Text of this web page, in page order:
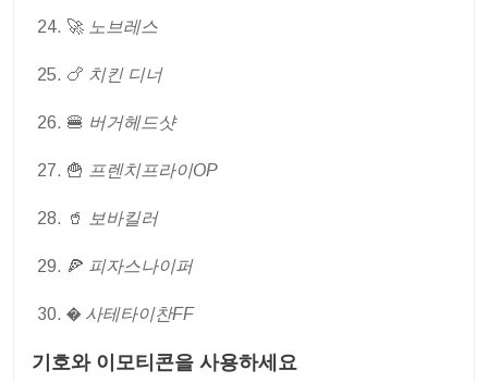
🚀 노브레스
🍗 치킨 디너
🍔 버거헤드샷
🍟 프렌치프라이OP
🥤 보바킬러
🍕 피자스나이퍼
� 사테타이찬FF
기호와 이모티콘을 사용하세요